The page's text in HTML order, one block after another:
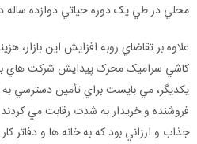
محلي در طي يک دوره حياتي دوازده ساله
علاوه بر تقاضاي روبه افزايش اين بازار،
کاشي سراميک محرک پيدايش شرکت هاي
يکديگر، مي بايست براي تأمين دسترسي به
فروشنده و خريدار به شدت رقابت مي
جذاب و ارزاني بود که به خانه ها و دفاتر